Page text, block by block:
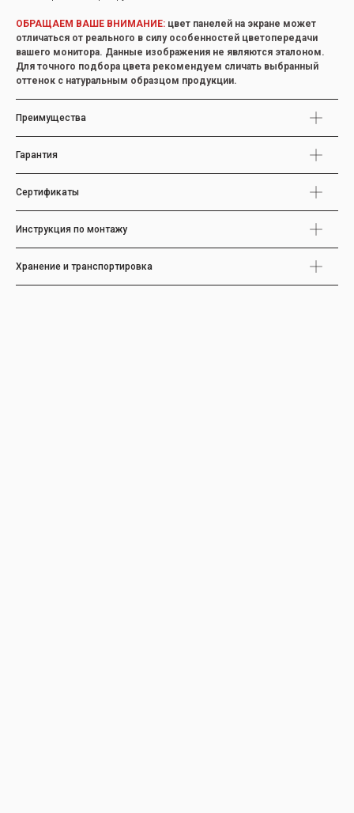
ОБРАЩАЕМ ВАШЕ ВНИМАНИЕ: цвет панелей на экране может
отличаться от реального в силу особенностей цветопередачи
вашего монитора. Данные изображения не являются эталоном.
Для точного подбора цвета рекомендуем сличать выбранный
оттенок с натуральным образцом продукции.
Преимущества
Гарантия
Сертификаты
Инструкция по монтажу
Хранение и транспортировка